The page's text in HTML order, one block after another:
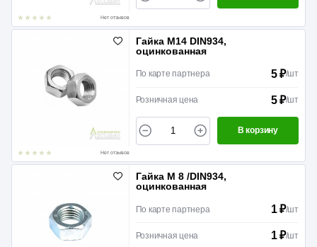
Нет отзывов
Нет отзывов
Гайка М14 DIN934,
оцинкованная
По карте партнера 5 ₽/шт
Розничная цена 5 ₽/шт
В корзину
Гайка М 8 /DIN934,
оцинкованная
По карте партнера 1 ₽/шт
Розничная цена 1 ₽/шт